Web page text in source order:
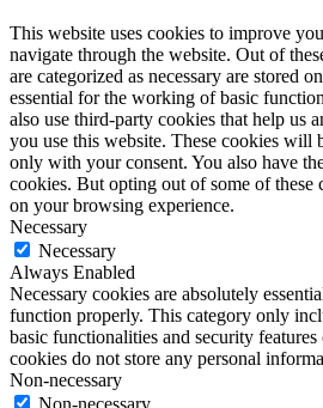
This website uses cookies to improve
navigate through the website. Out of
are categorized as necessary are stored
essential for the working of basic
also use third-party cookies that help us
you use this website. These cookies will
only with your consent. You also have
cookies. But opting out of some of these
on your browsing experience.
Necessary
Necessary
Always Enabled
Necessary cookies are absolutely
function properly. This category only
basic functionalities and security
cookies do not store any personal
Non-necessary
Non-necessary